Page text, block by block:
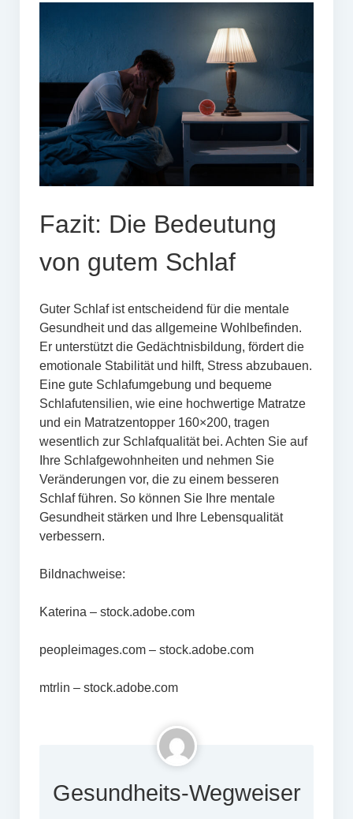
Fazit: Die Bedeutung
von gutem Schlaf
Guter Schlaf ist entscheidend für die mentale
Gesundheit und das allgemeine Wohlbefinden.
Er unterstützt die Gedächtnisbildung, fördert die
emotionale Stabilität und hilft, Stress abzubauen.
Eine gute Schlafumgebung und bequeme
Schlafutensilien, wie eine hochwertige Matratze
und ein Matratzentopper 160×200, tragen
wesentlich zur Schlafqualität bei. Achten Sie auf
Ihre Schlafgewohnheiten und nehmen Sie
Veränderungen vor, die zu einem besseren
Schlaf führen. So können Sie Ihre mentale
Gesundheit stärken und Ihre Lebensqualität
verbessern.
Bildnachweise:
Katerina – stock.adobe.com
peopleimages.com– stock.adobe.com
mtrlin – stock.adobe.com
Gesundheits-Wegweiser